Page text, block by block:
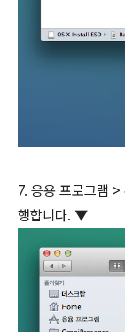
7. 응용 프로그램
행합니다. ▼